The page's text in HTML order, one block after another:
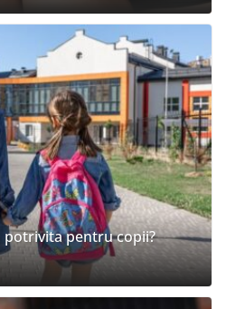
potrivita pentru copii?